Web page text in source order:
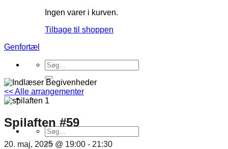
Ingen varer i kurven.
Tilbage til shoppen
Genfortæl
Søg
efter:
Søg
efter:
<< Alle arrangementer
Spilaften #59
20. maj, 2025 @ 19:00 - 21:30